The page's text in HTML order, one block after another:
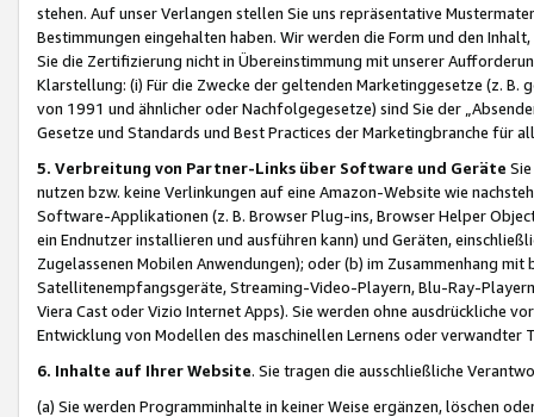
stehen. Auf unser Verlangen stellen Sie uns repräsentative
Bestimmungen eingehalten haben. Wir werden die Form und den
Sie die Zertifizierung nicht in Übereinstimmung mit unserer
Klarstellung: (i) Für die Zwecke der geltenden Marketinggesetze (z. B.
von 1991 und ähnlicher oder Nachfolgegesetze) sind Sie der
Gesetze und Standards und Best Practices der Marketingbranche für
5. Verbreitung von Partner-Links über Software und Geräte
nutzen bzw. keine Verlinkungen auf eine Amazon-Website wie
Software-Applikationen (z. B. Browser Plug-ins, Browser Helper
ein Endnutzer installieren und ausführen kann) und Geräten,
Zugelassenen Mobilen Anwendungen); oder (b) im Zusammenhang
Satellitenempfangsgeräte, Streaming-Video-Playern, Blu-Ray-
Viera Cast oder Vizio Internet Apps). Sie werden ohne ausdrückliche
Entwicklung von Modellen des maschinellen Lernens oder
6. Inhalte auf Ihrer Website. Sie tragen die ausschließliche
(a) Sie werden Programminhalte in keiner Weise ergänzen, löschen